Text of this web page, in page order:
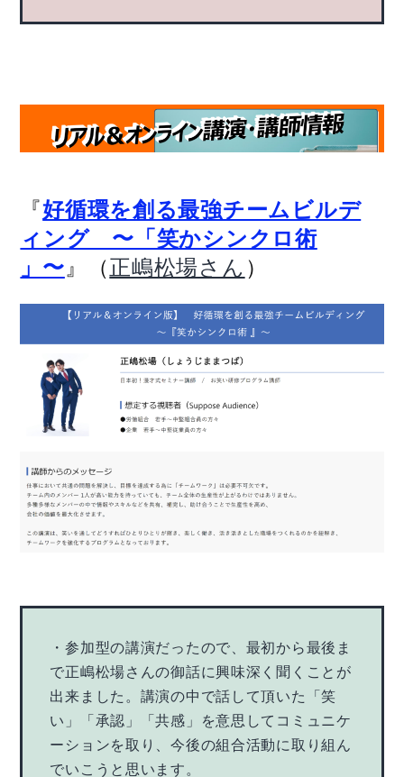
『好循環を創る最強チームビルデ
ィング 〜「笑かシンクロ術
」〜 』（正嶋松場さん ）
・参加型の講演だったので、最初から最後ま
で正嶋松場さんの御話に興味深く聞くことが
出来ました。講演の中で話して頂いた「笑
い」「承認」「共感」を意思してコミュニケ
ーションを取り、今後の組合活動に取り組ん
でいこうと思います。